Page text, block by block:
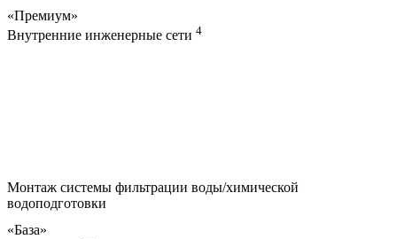
«Премиум»
Внутренние инженерные сети 4
Монтаж системы фильтрации воды/химической
водоподготовки
«База»